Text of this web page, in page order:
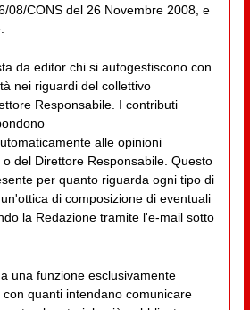
08/CONS del 26 Novembre 2008, e
da editor chi si autogestiscono con
nei riguardi del collettivo
Responsabile. I contributi
alle opinioni
del Direttore Responsabile. Questo
per quanto riguarda ogni tipo di
di composizione di eventuali
la Redazione tramite l'e-mail sotto
una funzione esclusivamente
quanti intendano comunicare